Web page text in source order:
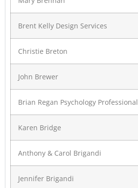
Brent Kelly Design Services
Christie Breton
John Brewer
Brian Regan Psychology Professional
Karen Bridge
Anthony & Carol Brigandi
Jennifer Brigandi